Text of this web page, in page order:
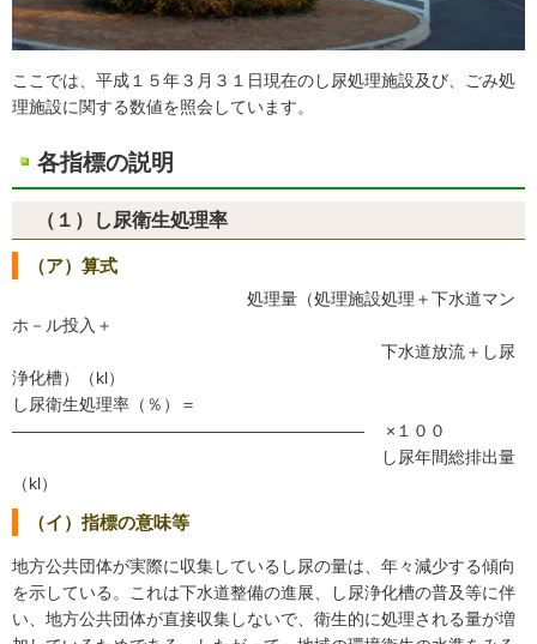
ここでは、平成１５年３月３１日現在のし尿処理施設及び、ごみ処
理施設に関する数値を照会しています。
各指標の説明
（１）し尿衛生処理率
（ア）算式
処理量（処理施設処理＋下水道マン
ホ－ル投入＋
下水道放流＋し尿
浄化槽）（kl）
し尿衛生処理率（％）＝
――――――――――――――――――――― ×１００
し尿年間総排出量
（kl）
（イ）指標の意味等
地方公共団体が実際に収集しているし尿の量は、年々減少する傾向
を示している。これは下水道整備の進展、し尿浄化槽の普及等に伴
い、地方公共団体が直接収集しないで、衛生的に処理される量が増